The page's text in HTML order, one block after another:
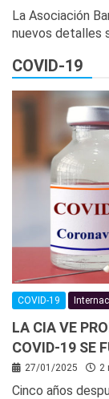
La Asociación
nuevos detalles
COVID-19
COVID-19
LA CIA VE
COVID-19 SE
27/01/2025 2
Cinco años